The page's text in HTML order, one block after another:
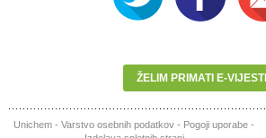
ŽELIM PRIMATI E-VIJESTI
Unichem - Varstvo osebnih podatkov - Pogoji uporabe -